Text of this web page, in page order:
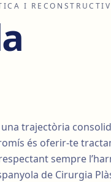
I
trajectòria
és oferir-te
sempre
de Cirurgia